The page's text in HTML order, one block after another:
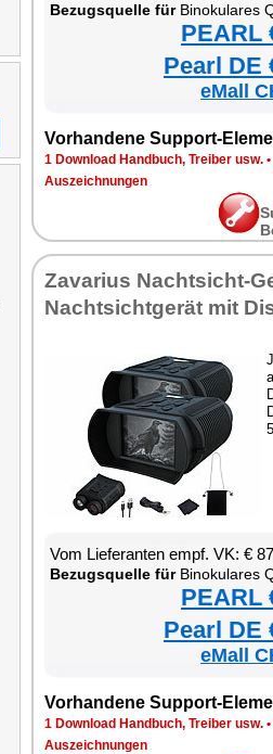
Bezugsquelle fürBinokulares QHD-
PEARL
Pearl DE
eMall
Vorhandene Support-
1 Download Handbuch, Treiber usw. •
Auszeichnungen
Zavarius Nachtsicht-
Nachtsichtgerät mit
Vom Lieferanten empf. VK: €
Bezugsquelle fürBinokulares QHD-
PEARL
Pearl DE
eMall
Vorhandene Support-
1 Download Handbuch, Treiber usw. •
Auszeichnungen